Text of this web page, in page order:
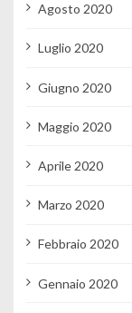
Agosto 2020
Luglio 2020
Giugno 2020
Maggio 2020
Aprile 2020
Marzo 2020
Febbraio 2020
Gennaio 2020